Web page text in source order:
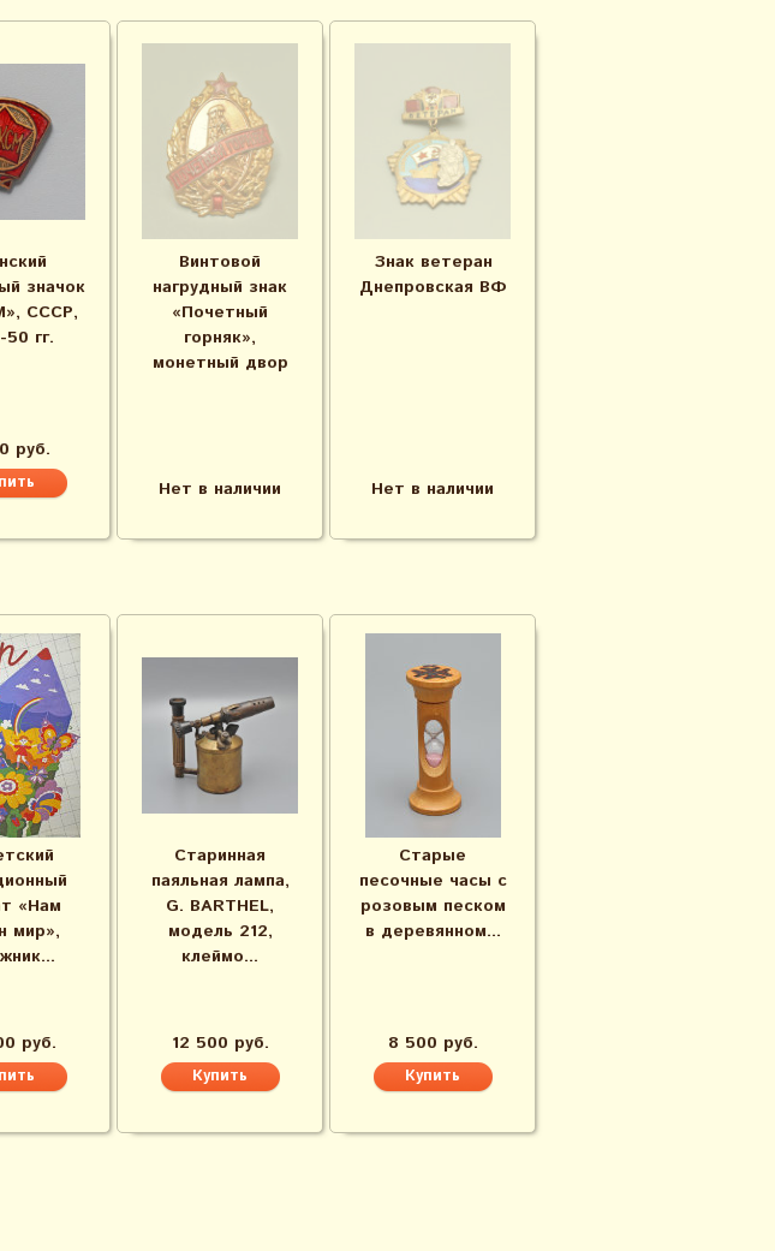
значок
СССР,
50 гг.
руб.
Винтовой
нагрудный знак
«Почетный
горняк»,
монетный двор
Нет в наличии
Знак ветеран
Днепровская ВФ
Нет в наличии
«Нам
мир»,
руб.
Старинная
паяльная лампа,
G. BARTHEL,
модель 212,
клеймо...
12 500 руб.
Старые
песочные часы с
розовым песком
в деревянном...
8 500 руб.